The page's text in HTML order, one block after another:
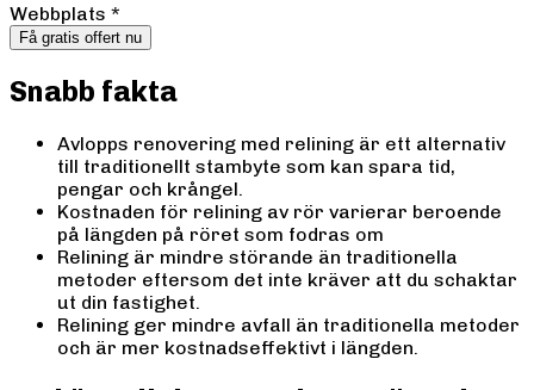
Webbplats *
Få gratis offert nu
Snabb fakta
Avlopps renovering med relining är ett alternativ
till traditionellt stambyte som kan spara tid,
pengar och krångel.
Kostnaden för relining av rör varierar beroende
på längden på röret som fodras om
Relining är mindre störande än traditionella
metoder eftersom det inte kräver att du schaktar
ut din fastighet.
Relining ger mindre avfall än traditionella metoder
och är mer kostnadseffektivt i längden.